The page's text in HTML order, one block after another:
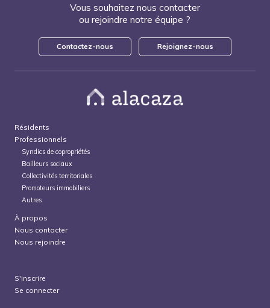
Vous souhaitez nous contacter
ou rejoindre notre équipe ?
Contactez-nous Rejoignez-nous
Résidents
Professionnels
Syndics de copropriétés
Bailleurs sociaux
Collectivités territoriales
Promoteurs immobiliers
Autres
À propos
Nous contacter
Nous rejoindre
S'inscrire
Se connecter